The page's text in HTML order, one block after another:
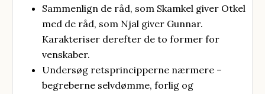
Sammenlign de råd, som Skamkel giver Otkel
med de råd, som Njal giver Gunnar.
Karakteriser derefter de to former for
venskaber.
Undersøg retsprincipperne nærmere –
begreberne selvdømme, forlig og